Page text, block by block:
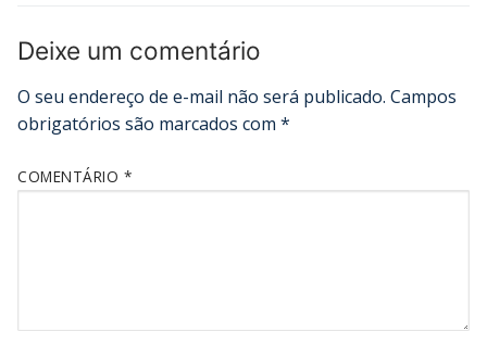
Deixe um comentário
O seu endereço de e-mail não será publicado. Campos
obrigatórios são marcados com *
COMENTÁRIO *